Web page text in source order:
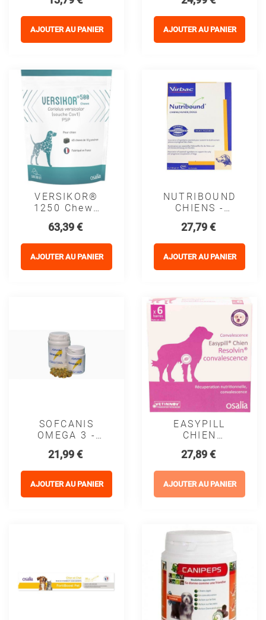
Pour Donner
Un Comprimé
Chien
AJOUTER AU PANIER
Pour Donner
Un Comprimé
(6 X 25 G)
AJOUTER AU PANIER
VERSIKOR®
1250 Chews
Prix
63,39 €
AJOUTER AU PANIER
NUTRIBOUND
CHIENS -
Prix
27,79 €
AJOUTER AU PANIER
SOFCANIS
OMEGA 3 -
Prix
21,99 €
AJOUTER AU PANIER
EASYPILL
CHIEN
CONVALESCENCE
- OSALIA
Prix
27,89 €
AJOUTER AU PANIER